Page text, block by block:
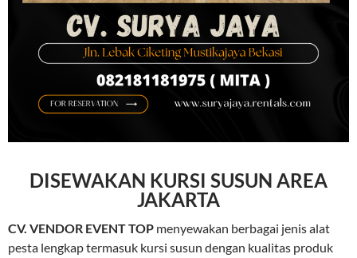
DISEWAKAN KURSI SUSUN AREA
JAKARTA
CV. VENDOR EVENT TOP menyewakan berbagai jenis alat
pesta lengkap termasuk kursi susun dengan kualitas produk